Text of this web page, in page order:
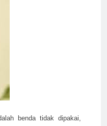
benda tidak dipakai,